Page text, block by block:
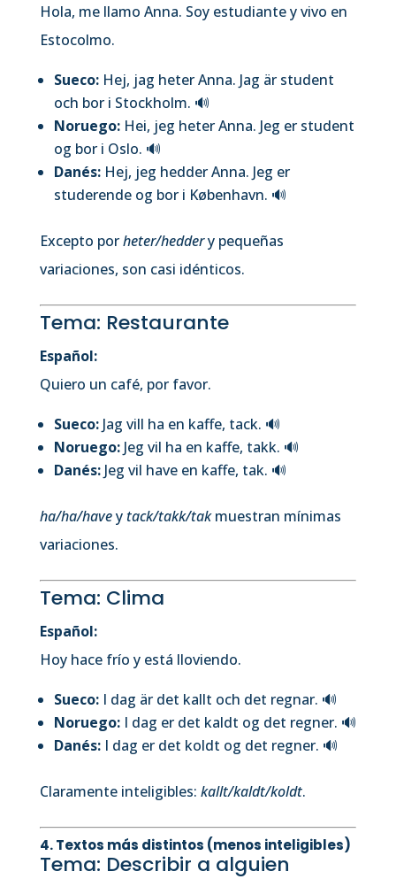
Hola, me llamo Anna. Soy estudiante y vivo en
Estocolmo.
Sueco:Hej, jag heter Anna. Jag är student
och bor i Stockholm. 🔊
Noruego:Hei, jeg heter Anna. Jeg er student
og bor i Oslo. 🔊
Danés:Hej, jeg hedder Anna. Jeg er
studerende og bor i København. 🔊
Excepto porheter/heddery pequeñas
variaciones, son casi idénticos.
Tema: Restaurante
Español:
Quiero un café, por favor.
Sueco:Jag vill ha en kaffe, tack. 🔊
Noruego:Jeg vil ha en kaffe, takk. 🔊
Danés:Jeg vil have en kaffe, tak. 🔊
ha/ha/havey tack/takk/takmuestran mínimas
variaciones.
Tema: Clima
Español:
Hoy hace frío y está lloviendo.
Sueco:I dag är det kallt och det regnar. 🔊
Noruego:I dag er det kaldt og det regner. 🔊
Danés:I dag er det koldt og det regner. 🔊
Claramente inteligibles: kallt/kaldt/koldt.
4. Textos más distintos (menos inteligibles)
Tema: Describir a alguien